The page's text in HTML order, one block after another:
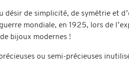
désir de simplicité, de symétrie et
mondiale, en 1925, lors de
bijoux modernes !
ou semi-précieuses